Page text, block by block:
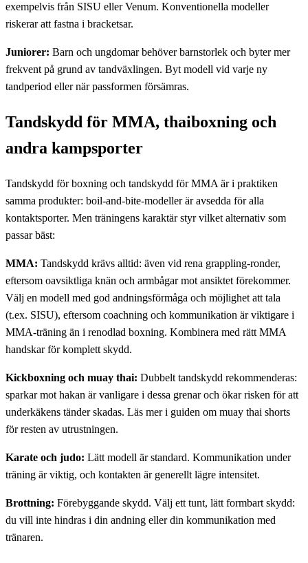
exempelvis från SISU eller Venum. Konventionella modeller
riskerar att fastna i bracketsar.
Juniorer: Barn och ungdomar behöver barnstorlek och byter mer
frekvent på grund av tandväxlingen. Byt modell vid varje ny
tandperiod eller när passformen försämras.
Tandskydd för MMA, thaiboxning och
andra kampsporter
Tandskydd för boxning och tandskydd för MMA är i praktiken
samma produkter: boil-and-bite-modeller är avsedda för alla
kontaktsporter. Men träningens karaktär styr vilket alternativ som
passar bäst:
MMA: Tandskydd krävs alltid: även vid rena grappling-ronder,
eftersom oavsiktliga knän och armbågar mot ansiktet förekommer.
Välj en modell med god andningsförmåga och möjlighet att tala
(t.ex. SISU), eftersom coachning och kommunikation är viktigare i
MMA-träning än i renodlad boxning. Kombinera med rätt MMA
handskarför komplett skydd.
Kickboxning och muay thai: Dubbelt tandskydd rekommenderas:
sparkar mot hakan är vanligare i dessa grenar och ökar risken för att
underkäkens tänder skadas. Läs mer i guiden om muay thai shorts
för resten av utrustningen.
Karate och judo: Lätt modell är standard. Kommunikation under
träning är viktig, och kontakten är generellt lägre intensitet.
Brottning: Förebyggande skydd. Välj ett tunt, lätt formbart skydd:
du vill inte hindras i din andning eller din kommunikation med
tränaren.